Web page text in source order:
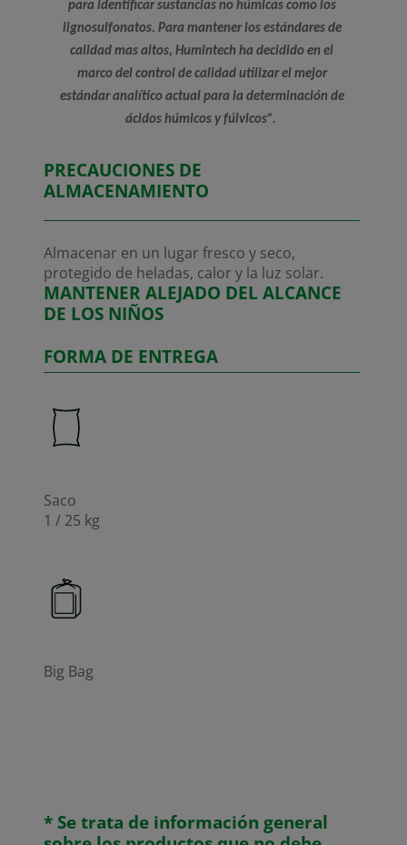
para identificar sustancias no húmicas como los
lignosulfonatos. Para mantener los estándares de
calidad mas altos, Humintech ha decidido en el
marco del control de calidad utilizar el mejor
estándar analítico actual para la determinación de
ácidos húmicos y fúlvicos”.
PRECAUCIONES DE
ALMACENAMIENTO
Almacenar en un lugar fresco y seco,
protegido de heladas, calor y la luz solar.
MANTENER ALEJADO DEL ALCANCE
DE LOS NIÑOS
FORMA DE ENTREGA
Saco
1 / 25 kg
Big Bag
* Se trata de información general